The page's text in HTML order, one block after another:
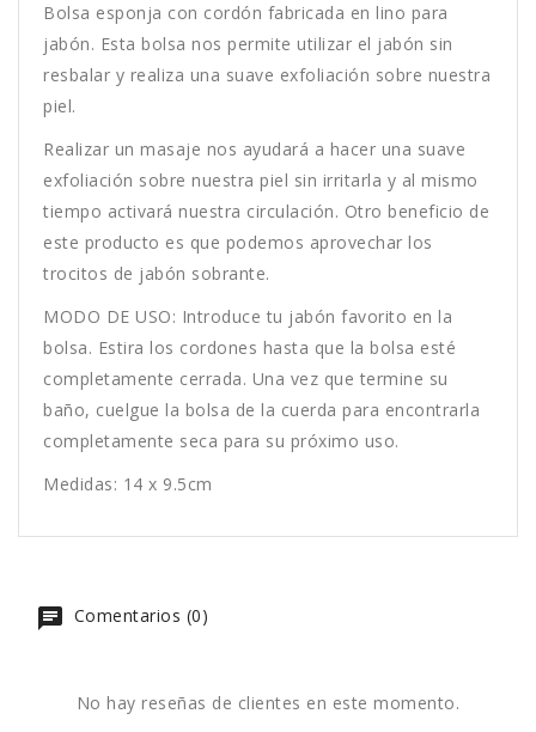
Bolsa esponja con cordón fabricada en lino para
jabón. Esta bolsa nos permite utilizar el jabón sin
resbalar y realiza una suave exfoliación sobre nuestra
piel.
Realizar un masaje nos ayudará a hacer una suave
exfoliación sobre nuestra piel sin irritarla y al mismo
tiempo activará nuestra circulación. Otro beneficio de
este producto es que podemos aprovechar los
trocitos de jabón sobrante.
MODO DE USO: Introduce tu jabón favorito en la
bolsa. Estira los cordones hasta que la bolsa esté
completamente cerrada. Una vez que termine su
baño, cuelgue la bolsa de la cuerda para encontrarla
completamente seca para su próximo uso.
Medidas: 14 x 9.5cm
Comentarios (0)
No hay reseñas de clientes en este momento.